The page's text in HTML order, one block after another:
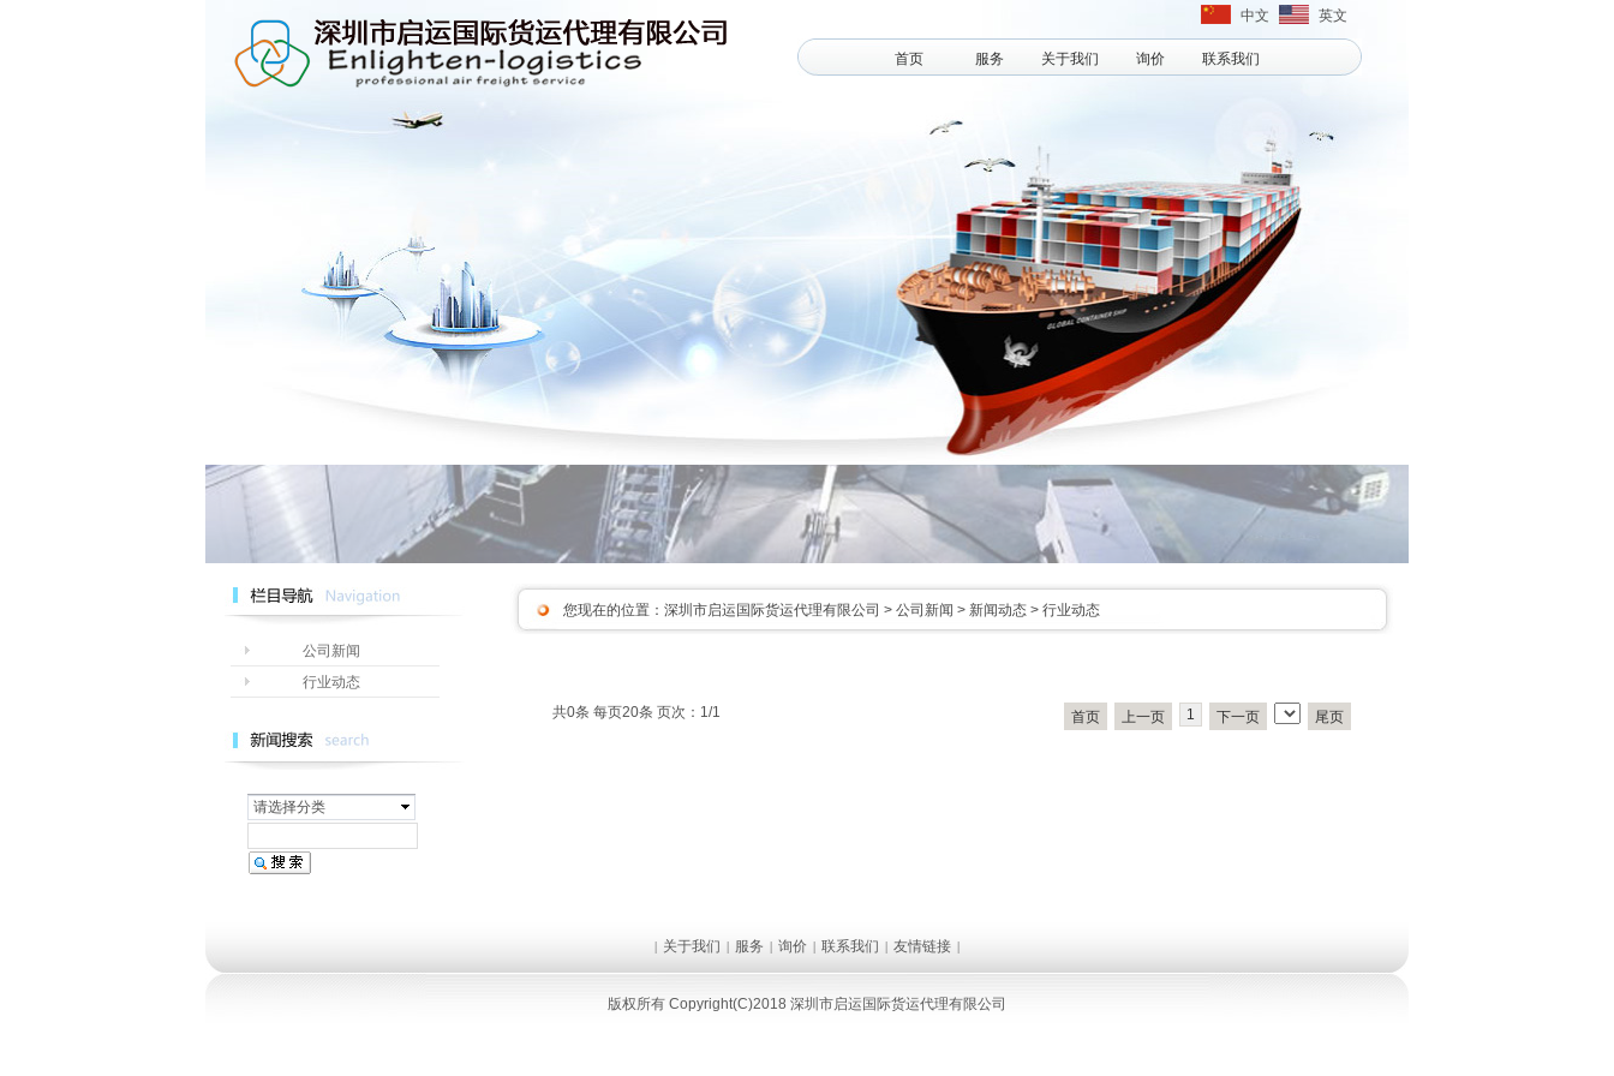
首页 服务 关于我们 询价 联系我们
中文 英文
请选择分类
您现在的位置： 深圳市启运国际货运代理有限公司 > 公司新闻 > 新闻动态 > 行业动态
共0条 每页20条 页次：1/1 首页 上一页 1 下一页 尾页
公司新闻
行业动态
| 关于我们 | 服务 | 询价 | 联系我们 | 友情链接 |
版权所有 Copyright(C)2018 深圳市启运国际货运代理有限公司